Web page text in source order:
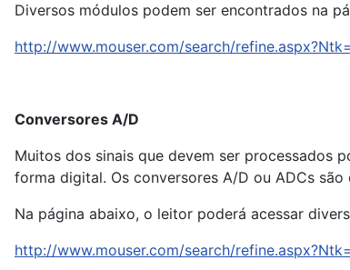
Diversos módulos podem ser encontrados na
http://www.mouser.com/search/
Conversores A/D
Muitos dos sinais que devem ser processados
forma digital. Os conversores A/D ou ADCs
Na página abaixo, o leitor poderá acessar
http://www.mouser.com/search/